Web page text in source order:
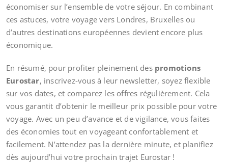
économiser sur l’ensemble de votre séjour. En combinant
ces astuces, votre voyage vers Londres, Bruxelles ou
d’autres destinations européennes devient encore plus
économique.
En résumé, pour profiter pleinement des promotions
Eurostar, inscrivez-vous à leur newsletter, soyez flexible
sur vos dates, et comparez les offres régulièrement. Cela
vous garantit d’obtenir le meilleur prix possible pour votre
voyage. Avec un peu d’avance et de vigilance, vous faites
des économies tout en voyageant confortablement et
facilement. N’attendez pas la dernière minute, et planifiez
dès aujourd’hui votre prochain trajet Eurostar !